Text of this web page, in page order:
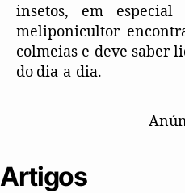
insetos, em
meliponicultor
colmeias e deve saber
do dia-a-dia.
Artigos